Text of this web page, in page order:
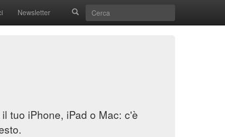
Newsletter
tuo iPhone, iPad o Mac: c'è